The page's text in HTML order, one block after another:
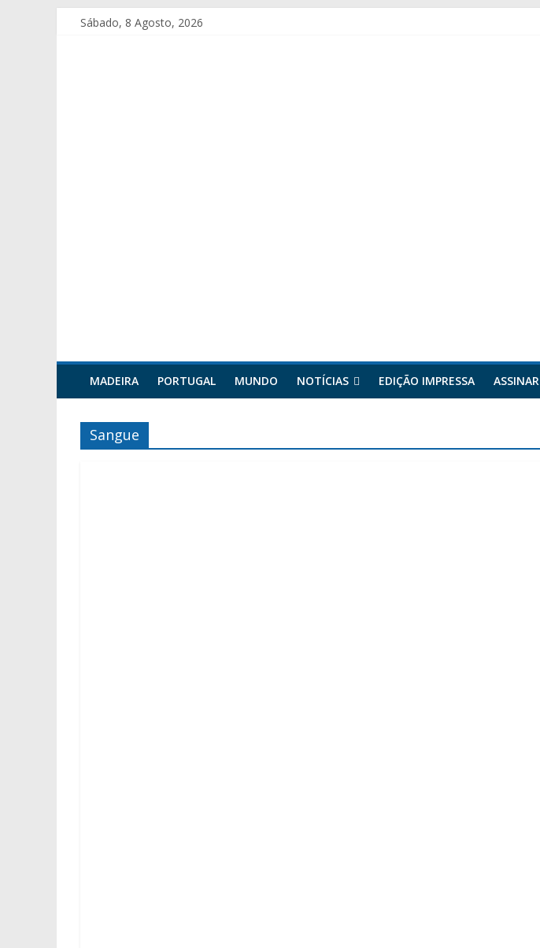
Sábado, 8 Agosto, 2026
MADEIRA PORTUGAL MUNDO NOTÍCIAS EDIÇÃO IMPRESSA ASSINAR
Sangue